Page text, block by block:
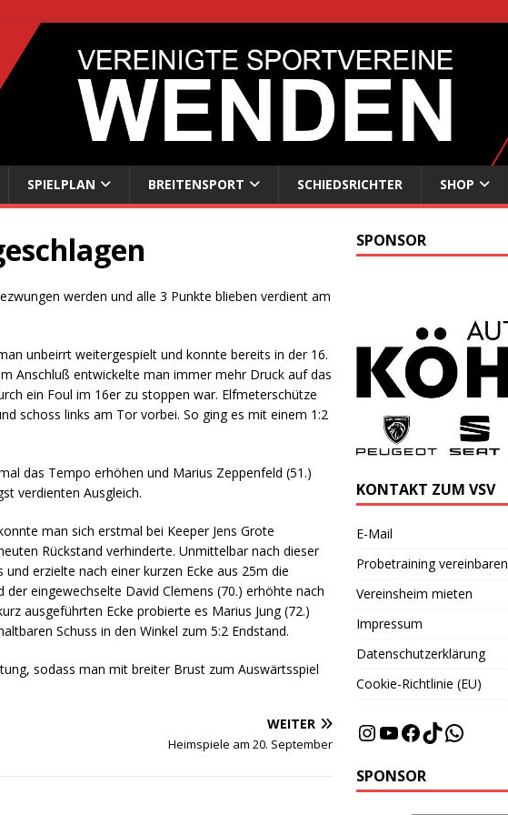
SPIELPLAN BREITENSPORT SCHIEDSRICHTER SHOP
werden und alle 3 Punkte blieben verdient am
unbeirrt weitergespielt und konnte bereits in der 16.
Anschluß entwickelte man immer mehr Druck auf das
ein Foul im 16er zu stoppen war. Elfmeterschütze
schoss links am Tor vorbei. So ging es mit einem 1:2
das Tempo erhöhen und Marius Zeppenfeld (51.)
verdienten Ausgleich.
man sich erstmal bei Keeper Jens Grote
Rückstand verhinderte. Unmittelbar nach dieser
erzielte nach einer kurzen Ecke aus 25m die
eingewechselte David Clemens (70.) erhöhte nach
ausgeführten Ecke probierte es Marius Jung (72.)
Schuss in den Winkel zum 5:2 Endstand.
sodass man mit breiter Brust zum Auswärtsspiel
WEITER
Heimspiele am 20. September
SPONSOR
KONTAKT ZUM VSV
E-Mail
Probetraining vereinbaren
Vereinsheim mieten
Impressum
Datenschutzerklärung
Cookie-Richtlinie (EU)
SPONSOR